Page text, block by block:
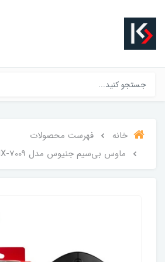
خانه
فهرست محصولات
ماوس بی‌سیم جنیوس مدل NX-7009